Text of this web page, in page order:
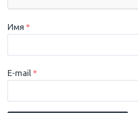
Имя *
E-mail *